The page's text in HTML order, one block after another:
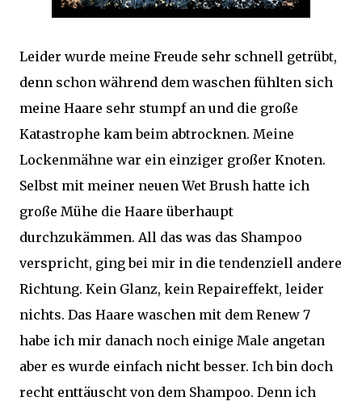
Leider wurde meine Freude sehr schnell getrübt,
denn schon während dem waschen fühlten sich
meine Haare sehr stumpf an und die große
Katastrophe kam beim abtrocknen. Meine
Lockenmähne war ein einziger großer Knoten.
Selbst mit meiner neuen Wet Brush hatte ich
große Mühe die Haare überhaupt
durchzukämmen. All das was das Shampoo
verspricht, ging bei mir in die tendenziell andere
Richtung. Kein Glanz, kein Repaireffekt, leider
nichts. Das Haare waschen mit dem Renew 7
habe ich mir danach noch einige Male angetan
aber es wurde einfach nicht besser. Ich bin doch
recht enttäuscht von dem Shampoo. Denn ich